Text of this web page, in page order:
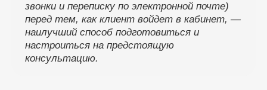
звонки и переписку по электронной почте)
перед тем, как клиент войдет в кабинет, —
наилучший способ подготовиться и
настроиться на предстоящую
консультацию.